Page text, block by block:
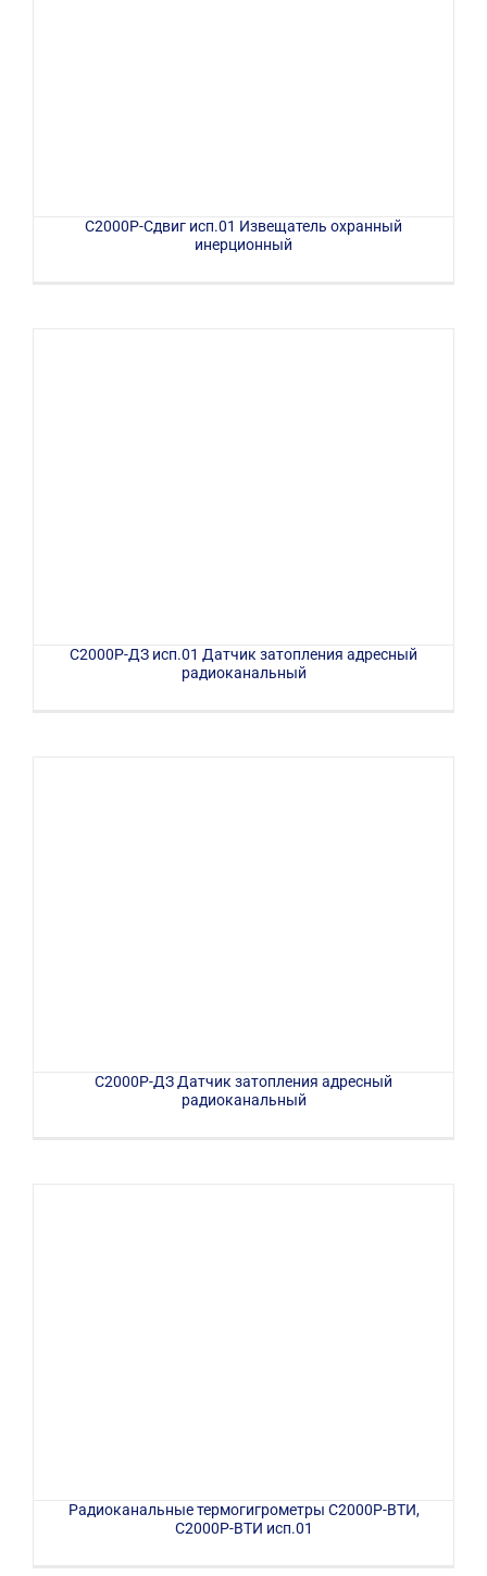
С2000Р-Сдвиг исп.01 Извещатель охранный
инерционный
С2000Р-ДЗ исп.01 Датчик затопления адресный
радиоканальный
С2000Р-ДЗ Датчик затопления адресный
радиоканальный
Радиоканальные термогигрометры C2000Р-ВТИ,
C2000Р-ВТИ исп.01